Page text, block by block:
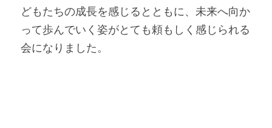
どもたちの成長を感じるとともに、未来へ向か
って歩んでいく姿がとても頼もしく感じられる
会になりました。